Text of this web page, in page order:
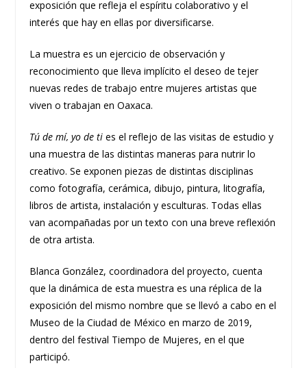
exposición que refleja el espíritu colaborativo y el
interés que hay en ellas por diversificarse.
La muestra es un ejercicio de observación y
reconocimiento que lleva implícito el deseo de tejer
nuevas redes de trabajo entre mujeres artistas que
viven o trabajan en Oaxaca.
Tú de mí, yo de ti es el reflejo de las visitas de estudio y
una muestra de las distintas maneras para nutrir lo
creativo. Se exponen piezas de distintas disciplinas
como fotografía, cerámica, dibujo, pintura, litografía,
libros de artista, instalación y esculturas. Todas ellas
van acompañadas por un texto con una breve reflexión
de otra artista.
Blanca González, coordinadora del proyecto, cuenta
que la dinámica de esta muestra es una réplica de la
exposición del mismo nombre que se llevó a cabo en el
Museo de la Ciudad de México en marzo de 2019,
dentro del festival Tiempo de Mujeres, en el que
participó.